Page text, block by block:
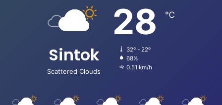
Sintok
Scattered Clouds
28 ℃
32º - 22º
68%
0.51 km/h